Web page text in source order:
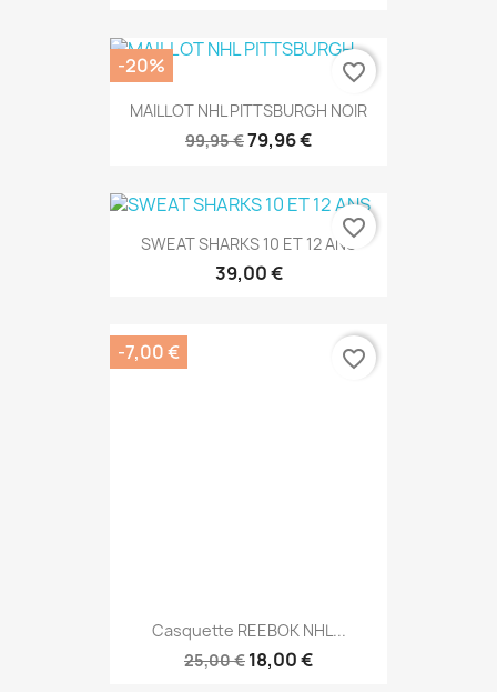
MAILLOT NHL PITTSBURGH NOIR
99,95 €79,96 €
-20% favorite_border
SWEAT SHARKS 10 ET 12 ANS
39,00 €
favorite_border
Casquette REEBOK NHL...
25,00 € 18,00 €
-7,00 € favorite_border